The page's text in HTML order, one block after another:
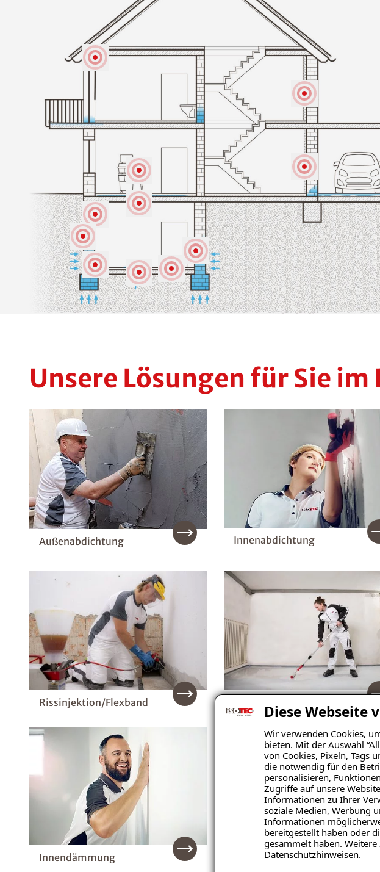
Diese Webseite
Wir verwenden Cookies,
bieten. Mit der Auswahl
von Cookies, Pixeln, Tags
die notwendig für den
personalisieren,
Zugriffe auf unsere
Informationen zu Ihrer
soziale Medien, Werbung
Informationen
bereitgestellt haben oder
gesammelt haben.
Datenschutzhinweisen.
Unsere Lösungen für Sie
Außenabdichtung Innenabdichtung
Rissinjektion/Flexband
Innendämmung